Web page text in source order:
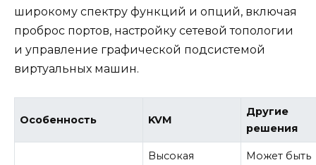
широкому спектру функций и опций, включая
проброс портов, настройку сетевой топологии
и управление графической подсистемой
виртуальных машин.
Особенность KVM
Другие
решения
Высокая
Может быть